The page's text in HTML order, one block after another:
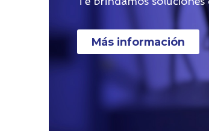
Más información